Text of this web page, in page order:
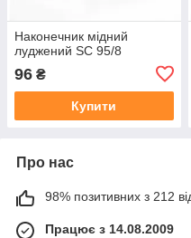
Наконечник мідний
луджений SC 95/8
96 ₴
Купити
Про нас
98% позитивних з 212
Працює з 14.08.2009